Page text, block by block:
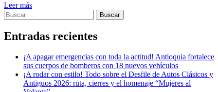
Leer más
Buscar:
Entradas recientes
¡A apagar emergencias con toda la actitud! Antioquia fortalece
sus cuerpos de bomberos con 18 nuevos vehículos
¡A rodar con estilo! Todo sobre el Desfile de Autos Clásicos y
Antiguos 2026: ruta, cierres y el homenaje “Mujeres al